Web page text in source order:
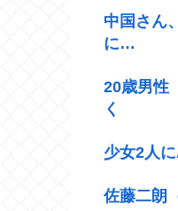
中国さん
に…
20歳男性
く
少女2人
佐藤二朗